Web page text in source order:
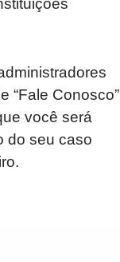
“Fale Conosco”
você será
do seu caso